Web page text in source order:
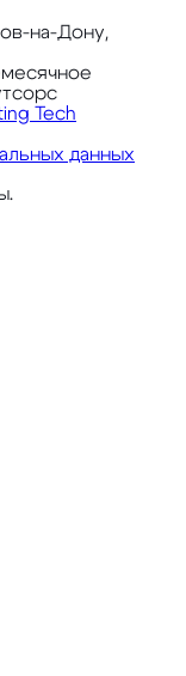
на-Дону,
Tech
данных